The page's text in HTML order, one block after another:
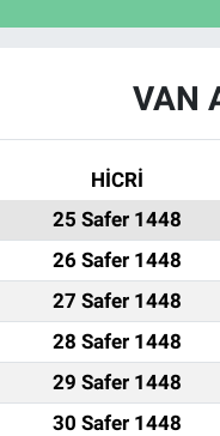
VAN
HİCRİ
25 Safer 1448
26 Safer 1448
27 Safer 1448
28 Safer 1448
29 Safer 1448
30 Safer 1448